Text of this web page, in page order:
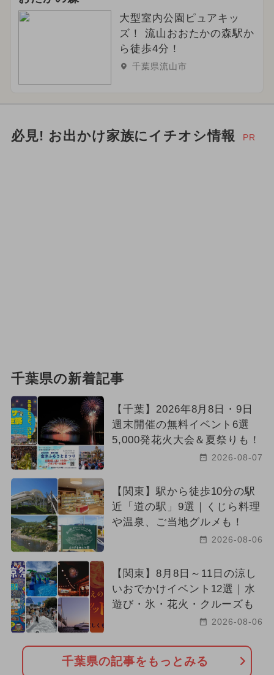
大型室内公園ピュアキッ
ズ！ 流山おおたかの森駅か
ら徒歩4分！
千葉県流山市
必見! お出かけ家族にイチオシ情報 PR
千葉県の新着記事
【千葉】2026年8月8日・9日
週末開催の無料イベント6選
5,000発花火大会＆夏祭りも！
2026-08-07
【関東】駅から徒歩10分の駅
近「道の駅」9選｜くじら料理
や温泉、ご当地グルメも！
2026-08-06
【関東】8月8日～11日の涼し
いおでかけイベント12選｜水
遊び・氷・花火・クルーズも
2026-08-06
千葉県の記事をもっとみる